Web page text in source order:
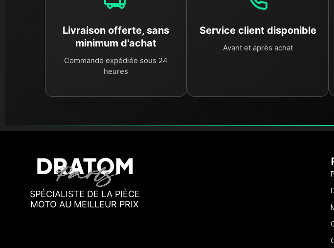
Choisir Dratom Parts, c'est privilégier l'
. Vous redonnez vie à
Livraison offerte, sans
minimum d'achat
Commande expédiée sous 24
heures
Service client disponible
Avant et après achat
SPÉCIALISTE DE LA PIÈCE
MOTO AU MEILLEUR PRIX